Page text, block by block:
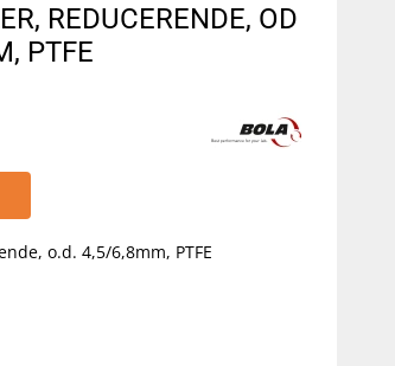
REDUCERENDE, OD
PTFE
o.d. 4,5/6,8mm, PTFE